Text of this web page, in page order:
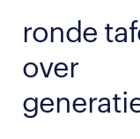
ronde
over